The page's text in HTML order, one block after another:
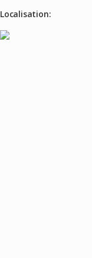
Localisation: